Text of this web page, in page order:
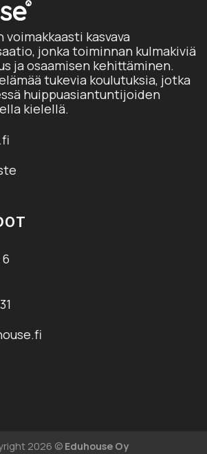
voimakkaasti kasvava
jonka toiminnan kulmakiviä
ja osaamisen kehittäminen.
tukevia koulutuksia, jotka
huippuasiantuntijoiden
kielellä.
2026 © Eduhouse Oy